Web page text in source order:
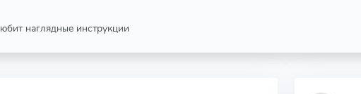
наглядные инструкции